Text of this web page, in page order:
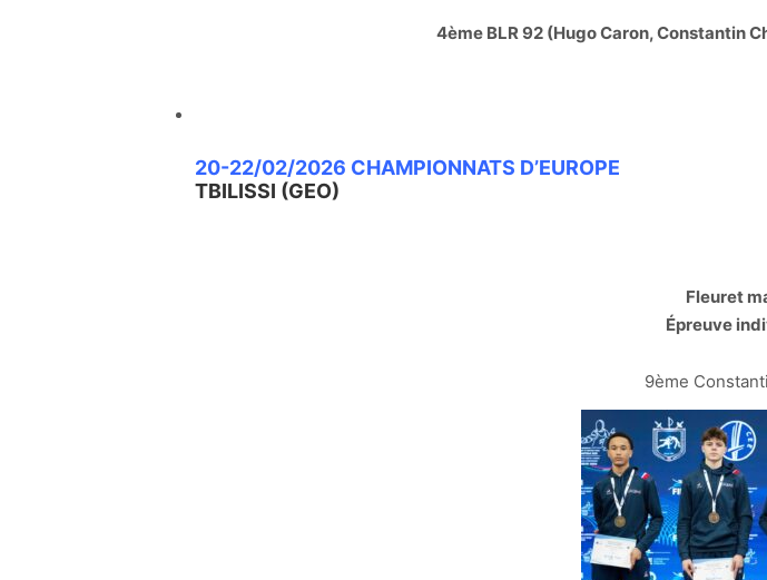
4ème BLR 92 (Hugo Caron, Constantin
20-22/02/2026 CHAMPIONNATS D’EUROPE
TBILISSI (GEO)
Fleuret
Épreuve
9ème